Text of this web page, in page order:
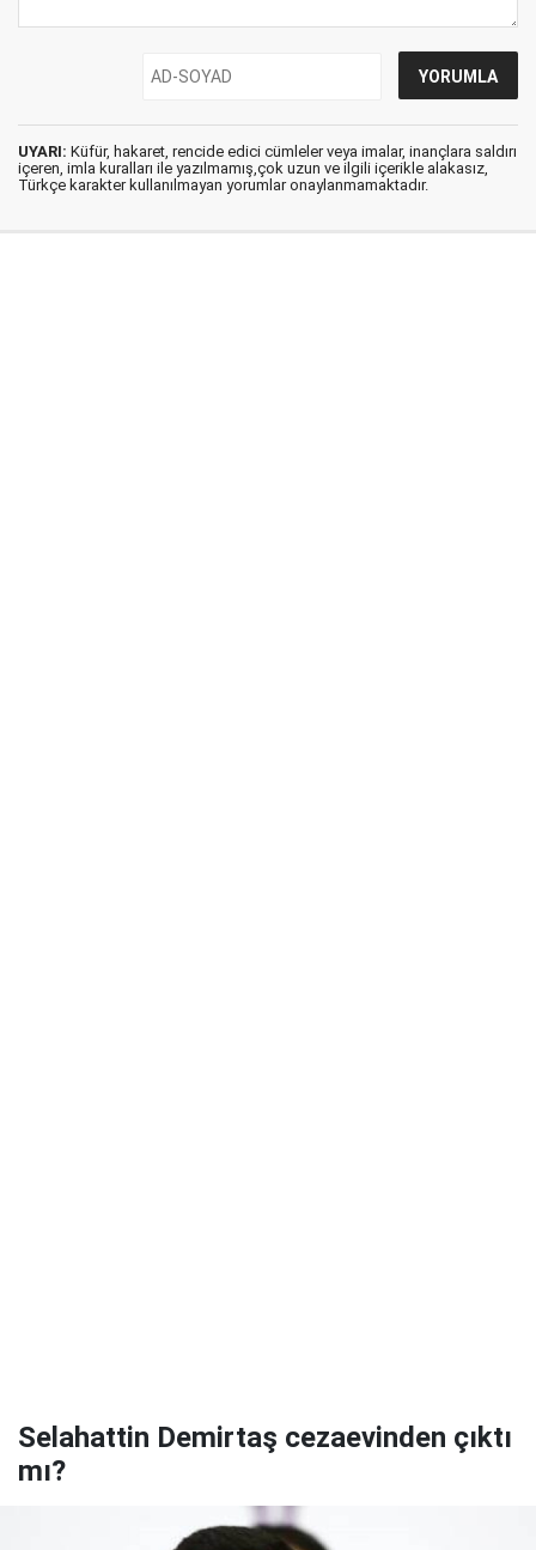
UYARI: Küfür, hakaret, rencide edici cümleler veya imalar, inançlara saldırı
içeren, imla kuralları ile yazılmamış,çok uzun ve ilgili içerikle alakasız,
Türkçe karakter kullanılmayan yorumlar onaylanmamaktadır.
Selahattin Demirtaş cezaevinden çıktı
mı?